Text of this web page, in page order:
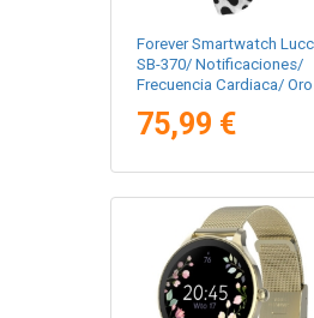
Forever Smartwatch
SB-370/ Notificaciones/
Frecuencia Cardiaca/ Oro
Moteada
75,99 €